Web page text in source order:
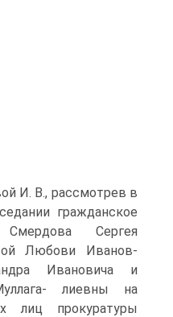
И. В., рассмотрев в
гражданское
Сергея
Любови Иванов-
Ивановича и
лиевны на
лиц прокуратуры